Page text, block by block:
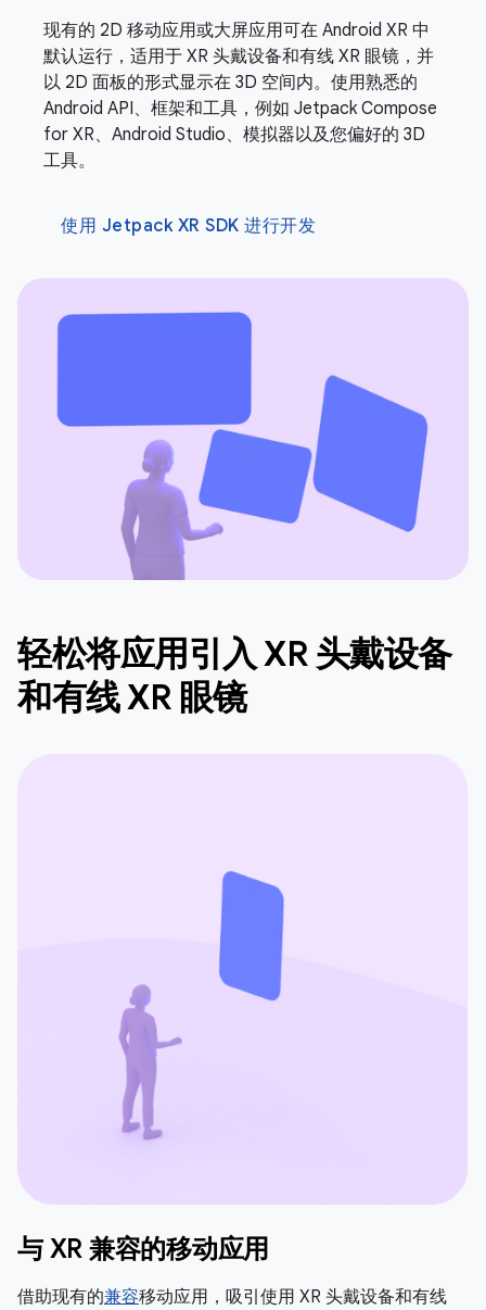
现有的 2D 移动应用或大屏应用可在 Android XR 中
默认运行，适用于 XR 头戴设备和有线 XR 眼镜，并
以 2D 面板的形式显示在 3D 空间内。使用熟悉的
Android API、框架和工具，例如 Jetpack Compose
for XR、Android Studio、模拟器以及您偏好的 3D
工具。
使用 Jetpack XR SDK 进行开发
轻松将应用引入 XR 头戴设备
和有线 XR 眼镜
与 XR 兼容的移动应用
借助现有的兼容移动应用，吸引使用 XR 头戴设备和有线